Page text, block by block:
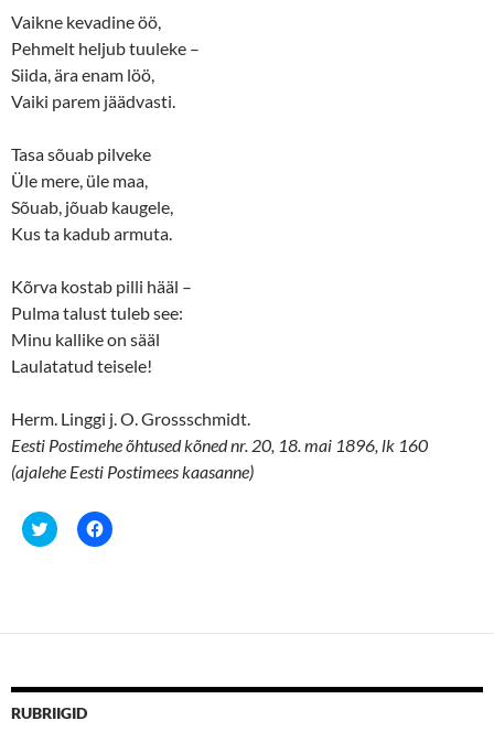
p
n
s
i
n
n
w
n
d
o
w
)
(
O
e
n
s
i
n
w
i
n
d
o
w
Vaikne kevadine öö,
Pehmelt heljub tuuleke –
Siida, ära enam löö,
Vaiki parem jäädvasti.
Tasa sõuab pilveke
Üle mere, üle maa,
Sõuab, jõuab kaugele,
Kus ta kadub armuta.
Kõrva kostab pilli hääl –
Pulma talust tuleb see:
Minu kallike on sääl
Laulatatud teisele!
Herm. Linggi j. O. Grossschmidt.
Eesti Postimehe õhtused kõned nr. 20, 18. mai 1896, lk 160
(ajalehe Eesti Postimees kaasanne)
C
l
h
e
o
n
C
l
h
e
o
RUBRIIGID